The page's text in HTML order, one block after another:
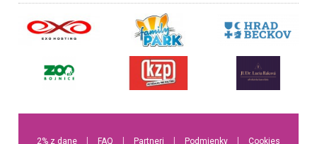
2% z dane FAQ Partneri Podmienky Cookies